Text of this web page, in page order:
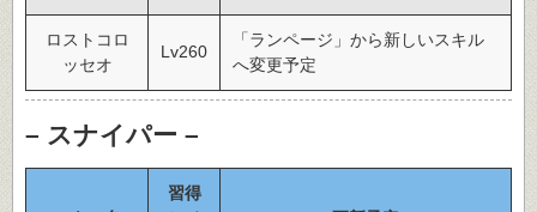
ロストコロ
ッセオ
Lv260
「ランページ」から新しいスキル
へ変更予定
– スナイパー –
習得